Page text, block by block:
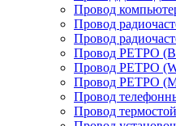
Провод
Провод
Провод
Провод РЕТРО
Провод РЕТРО
Провод РЕТРО
Провод
Провод